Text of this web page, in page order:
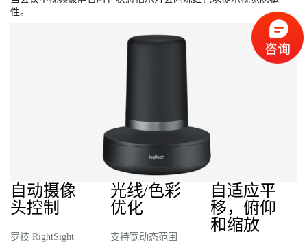
性。
自动摄像
头控制
罗技 RightSight
光线/色彩
优化
支持宽动态范围
自适应平
移，俯仰
和缩放